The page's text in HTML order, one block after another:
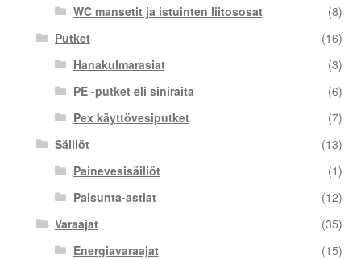
WC mansetit ja istuinten liitososat
(8)
Putket
(16)
Hanakulmarasiat
(3)
PE -putket eli siniraita
(6)
Pex käyttövesiputket
(7)
Säiliöt
(13)
Painevesisäiliöt
(1)
Paisunta-astiat
(12)
Varaajat
(35)
Energiavaraajat
(15)